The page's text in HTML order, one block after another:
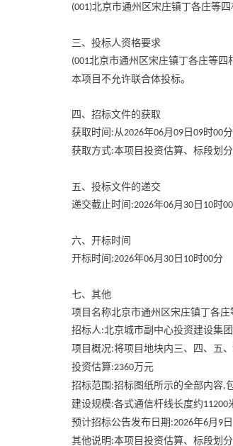
(001)北京市通州区宋庄镇丁各庄等
三、投标人资格要求
(001北京市通州区宋庄镇丁各庄等
本项目不允许联合体投标。
四、招标文件的获取
获取时间 : 从2026年06月 09日 09时00
获取方式:本项目投资估算、标段划
五、投标文件的递交
递交截止时间 :2026年06月 30日 10时00
六、开标时间
开标时间 :2026年06月 30日 10时00分
七、其他
项目名称北京市通州区宋庄镇丁各
招标人 :北京城市副中心投资建设集
项目概况:将项目地块内三、四、五
投资估算:2360万元
招标范围 :招标图纸所示的全部内容,
建设规模:各式通信杆线长度约11200
预计招标公告发布日期 :2026年6月 9日
其他说明 :本项目投资估算、标段划